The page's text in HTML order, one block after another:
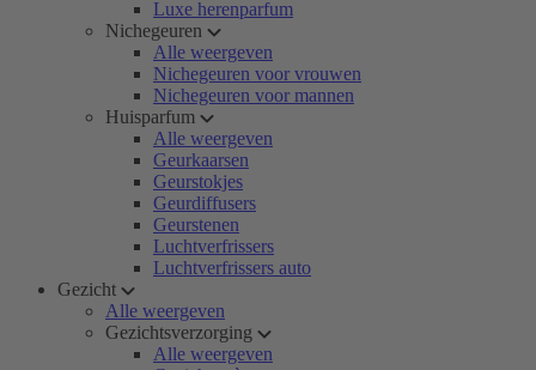
Luxe herenparfum
Nichegeuren
Alle weergeven
Nichegeuren voor vrouwen
Nichegeuren voor mannen
Huisparfum
Alle weergeven
Geurkaarsen
Geurstokjes
Geurdiffusers
Geurstenen
Luchtverfrissers
Luchtverfrissers auto
Gezicht
Alle weergeven
Gezichtsverzorging
Alle weergeven